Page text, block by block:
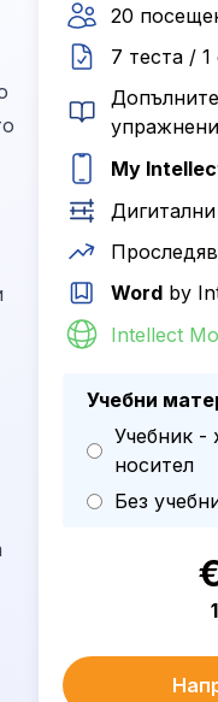
20
7 теста /
My
Word by
Intellect
Учебни
Учебник -
носител
Без